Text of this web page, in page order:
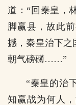
道：“回秦皇，
脚赢县，故此
撼，秦皇治下之
朝气磅礴……”
“秦皇的治
知赢战为何人